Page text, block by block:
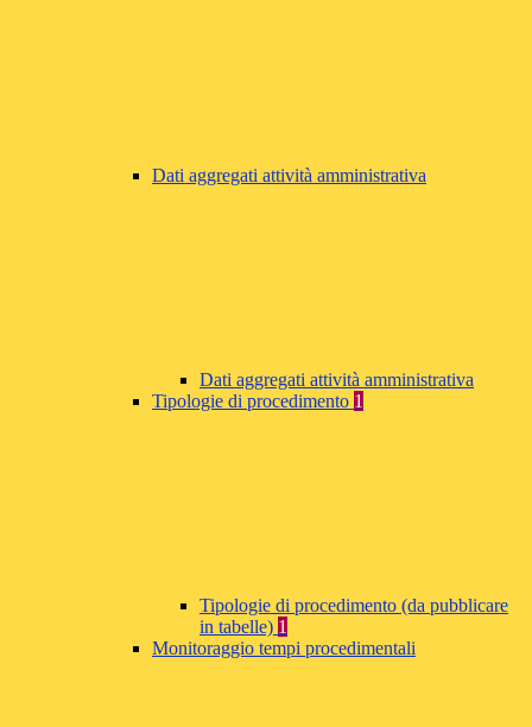
Dati aggregati attività amministrativa
Dati aggregati attività amministrativa
Tipologie di procedimento 1
Tipologie di procedimento (da pubblicare
in tabelle) 1
Monitoraggio tempi procedimentali